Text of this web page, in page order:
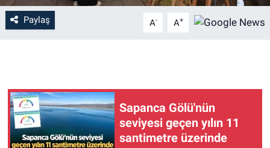
Paylaş A- A+
Sapanca Gölü'nün
seviyesi geçen yılın 11
santimetre üzerinde